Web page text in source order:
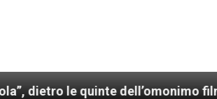
dell’omonimo film di Wim